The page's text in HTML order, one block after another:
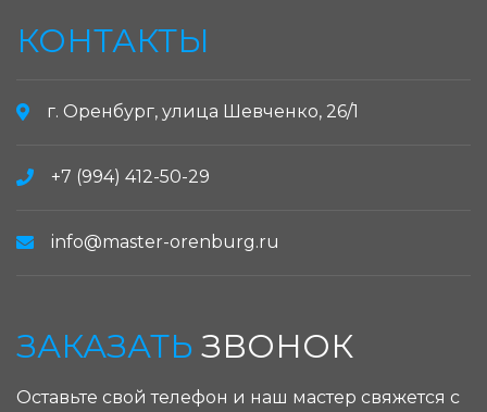
КОНТАКТЫ
г. Оренбург, улица Шевченко, 26/1
+7 (994) 412-50-29
info@master-orenburg.ru
ЗАКАЗАТЬ ЗВОНОК
Оставьте свой телефон и наш мастер свяжется с